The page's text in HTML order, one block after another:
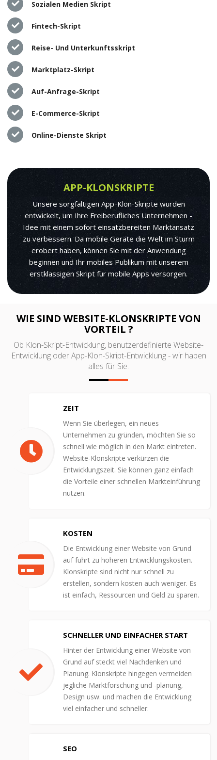
Sozialen Medien Skript
Fintech-Skript
Reise- Und Unterkunftsskript
Marktplatz-Skript
Auf-Anfrage-Skript
E-Commerce-Skript
Online-Dienste Skript
APP-KLONSKRIPTE
Unsere sorgfältigen App-Klon-Skripte wurden
entwickelt, um Ihre Freiberufliches Unternehmen -
Idee mit einem sofort einsatzbereiten Marktansatz
zu verbessern. Da mobile Geräte die Welt im Sturm
erobert haben, können Sie mit der Anwendung
beginnen und Ihr mobiles Publikum mit unserem
erstklassigen Skript für mobile Apps versorgen.
WIE SIND WEBSITE-KLONSKRIPTE VON
VORTEIL ?
Ob Klon-Skript-Entwicklung, benutzerdefinierte Website-
Entwicklung oder App-Klon-Skript-Entwicklung - wir haben
alles für Sie.
ZEIT
Wenn Sie überlegen, ein neues
Unternehmen zu gründen, möchten Sie so
schnell wie möglich in den Markt eintreten.
Website-Klonskripte verkürzen die
Entwicklungszeit. Sie können ganz einfach
die Vorteile einer schnellen Markteinführung
nutzen.
KOSTEN
Die Entwicklung einer Website von Grund
auf führt zu höheren Entwicklungskosten.
Klonskripte sind nicht nur schnell zu
erstellen, sondern kosten auch weniger. Es
ist einfach, Ressourcen und Geld zu sparen.
SCHNELLER UND EINFACHER START
Hinter der Entwicklung einer Website von
Grund auf steckt viel Nachdenken und
Planung. Klonskripte hingegen vermeiden
jegliche Marktforschung und -planung,
Design usw. und machen die Entwicklung
viel einfacher und schneller.
SEO